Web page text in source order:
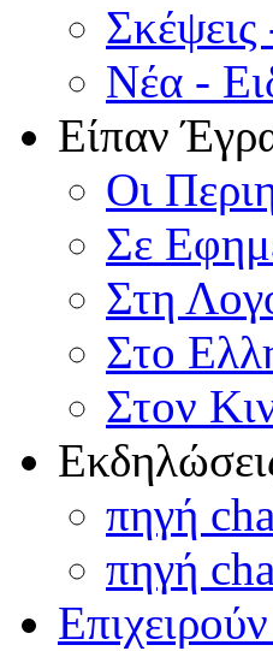
Νέα -
Είπαν
Οι
Σε
Στη
Στο
Στον
πηγή
πηγή